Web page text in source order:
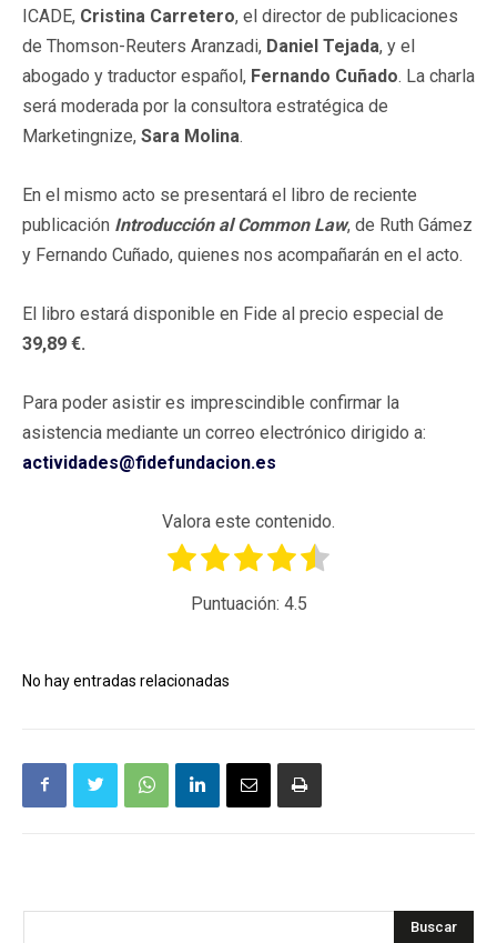
ICADE, Cristina Carretero, el director de publicaciones
de Thomson-Reuters Aranzadi, Daniel Tejada, y el
abogado y traductor español, Fernando Cuñado. La charla
será moderada por la consultora estratégica de
Marketingnize, Sara Molina.
En el mismo acto se presentará el libro de reciente
publicación Introducción al Common Law, de Ruth Gámez
y Fernando Cuñado, quienes nos acompañarán en el acto.
El libro estará disponible en Fide al precio especial de
39,89 €.
Para poder asistir es imprescindible confirmar la
asistencia mediante un correo electrónico dirigido a:
actividades@fidefundacion.es
Valora este contenido.
Puntuación: 4.5
No hay entradas relacionadas
Buscar